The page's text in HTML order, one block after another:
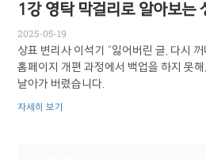
1강 영탁 막걸리로 알아보는
2025-05-19
상표 변리사 이석기 “잃어버린 글, 다시 꺼
홈페이지 개편 과정에서 백업을 하지 못
날아가 버렸습니다.
자세히 보기